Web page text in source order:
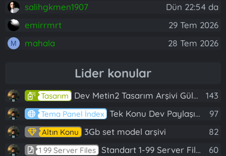
salihgkmen1907
Dün 22:54 da
emirrmrt
29 Tem 2026
M mahala 28 Tem 2026
Lider konular
Tasarım Dev Metin2 Tasarım Arşivi Güle Güle Kullanın 143
Tema Panel İndex Tek Konu Dev Paylaşım 10 Adet Server Tanıtım İndex 97
Altın Konu 3Gb set model arşivi 82
1 99 Server Files Standart 1-99 Server Files 60